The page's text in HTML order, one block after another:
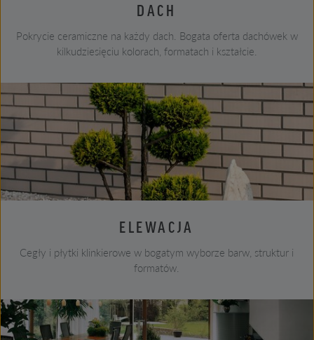
DACH
Pokrycie ceramiczne na każdy dach. Bogata oferta dachówek w
kilkudziesięciu kolorach, formatach i kształcie.
ELEWACJA
Cegły i płytki klinkierowe w bogatym wyborze barw, struktur i
formatów.